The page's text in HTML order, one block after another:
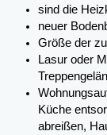
sind die
neuer
Größe der
Lasur oder
Küche
abreißen,